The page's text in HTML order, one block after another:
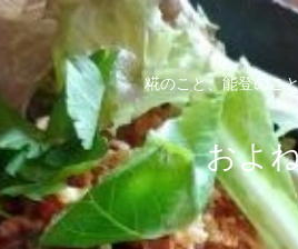
糀のこと、能登のこ
およ